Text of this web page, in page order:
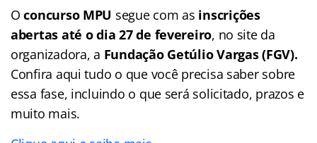
Oconcurso MPU segue com as inscrições
abertas até o dia 27 de fevereiro, no site da
organizadora, a Fundação Getúlio Vargas (FGV).
Confira aqui tudo o que você precisa saber sobre
essa fase, incluindo o que será solicitado, prazos e
muito mais.